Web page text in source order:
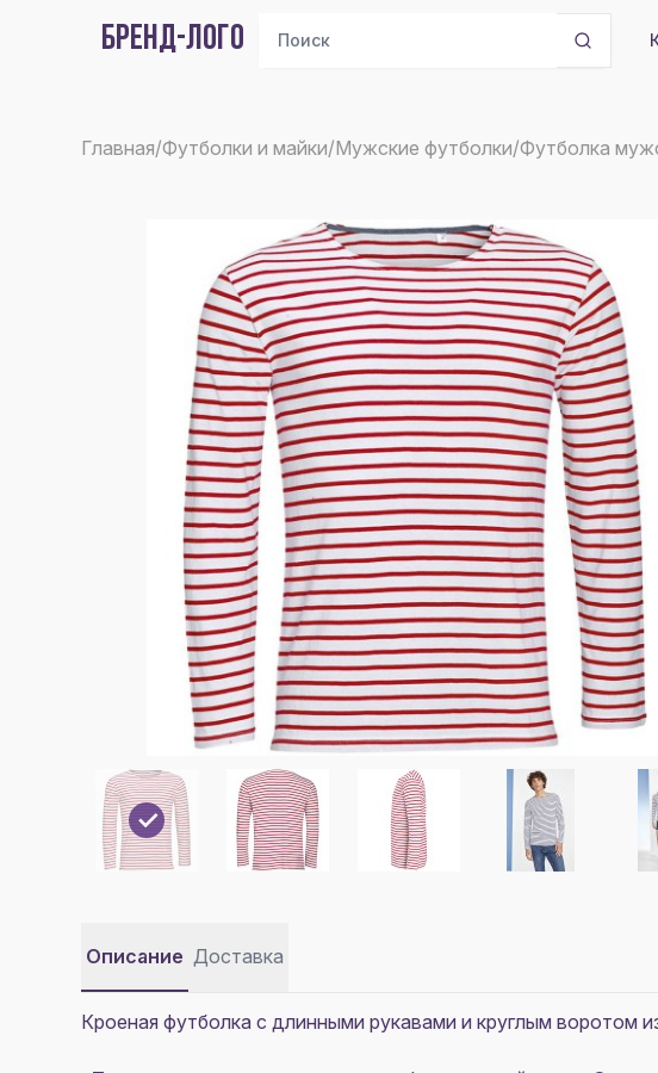
БРЕНД-ЛОГО
Главная/Футболки и майки/Мужские футболки/Футболка
Описание Доставка
Кроеная футболка с длинными рукавами и круглым воротом